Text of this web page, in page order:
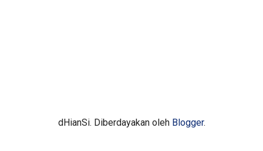
dHianSi. Diberdayakan oleh Blogger.